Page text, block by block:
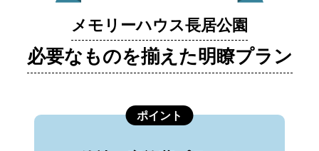
メモリーハウス長居公園
必要なものを揃えた明瞭プラン
ポイント